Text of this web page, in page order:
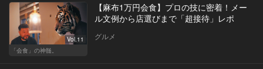
Vol.11
「会食」の神髄。
【麻布1万円会食】プロの技に密着！メー
ル文例から店選びまで「超接待」レポ
グルメ